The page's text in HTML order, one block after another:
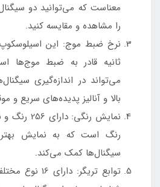
معناست که می‌توانید دو
را مشاهده و مقایسه کنید.
ثانیه قادر به ضبط موج‌ها
می‌تواند در اندازه‌گیری
بالا و آنالیز پدیده‌های سریع
نمایش
رنگ است که به نمایش
سیگنال‌ها کمک می‌کند.
توابع تریگر: